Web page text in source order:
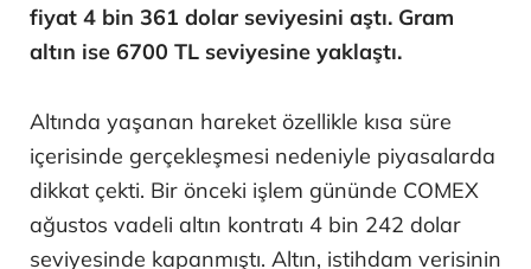
fiyat 4 bin 361 dolar seviyesini aştı. Gram
altın ise 6700 TL seviyesine yaklaştı.
Altında yaşanan hareket özellikle kısa süre
içerisinde gerçekleşmesi nedeniyle piyasalarda
dikkat çekti. Bir önceki işlem gününde COMEX
ağustos vadeli altın kontratı 4 bin 242 dolar
seviyesinde kapanmıştı. Altın, istihdam verisinin